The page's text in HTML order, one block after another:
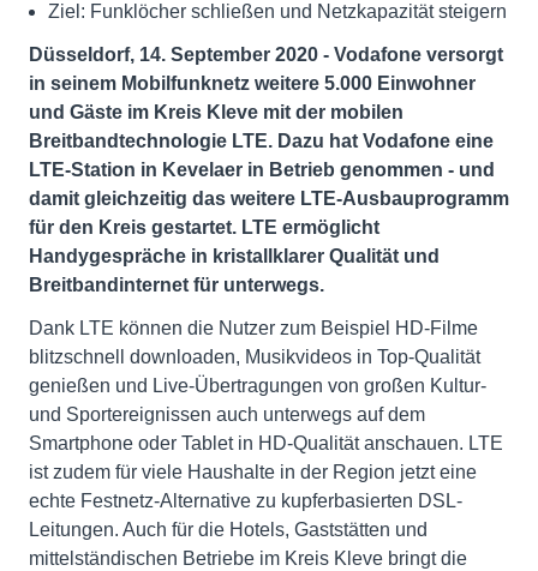
Ziel: Funklöcher schließen und Netzkapazität steigern
Düsseldorf, 14. September 2020 - Vodafone versorgt
in seinem Mobilfunknetz weitere 5.000 Einwohner
und Gäste im Kreis Kleve mit der mobilen
Breitbandtechnologie LTE. Dazu hat Vodafone eine
LTE-Station in Kevelaer in Betrieb genommen - und
damit gleichzeitig das weitere LTE-Ausbauprogramm
für den Kreis gestartet. LTE ermöglicht
Handygespräche in kristallklarer Qualität und
Breitbandinternet für unterwegs.
Dank LTE können die Nutzer zum Beispiel HD-Filme
blitzschnell downloaden, Musikvideos in Top-Qualität
genießen und Live-Übertragungen von großen Kultur-
und Sportereignissen auch unterwegs auf dem
Smartphone oder Tablet in HD-Qualität anschauen. LTE
ist zudem für viele Haushalte in der Region jetzt eine
echte Festnetz-Alternative zu kupferbasierten DSL-
Leitungen. Auch für die Hotels, Gaststätten und
mittelständischen Betriebe im Kreis Kleve bringt die